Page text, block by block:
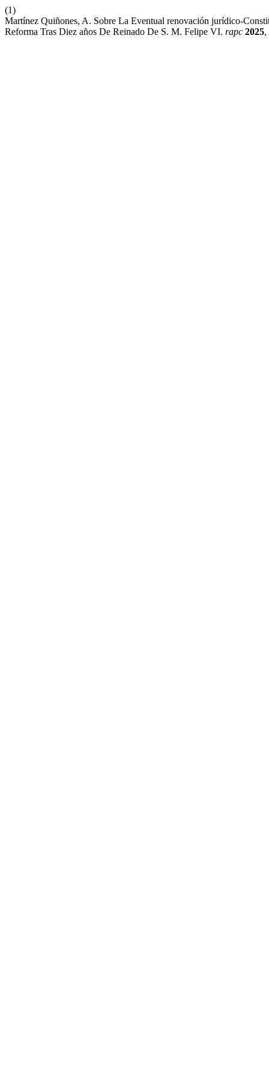
(1)
Martínez Quiñones, A. Sobre La Eventual renovación jurídico-
Reforma Tras Diez años De Reinado De S. M. Felipe VI. rapc 2025,